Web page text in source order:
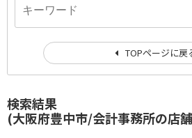
検索結果
(大阪府豊中市/会計事務所の店舗
TOPページに戻